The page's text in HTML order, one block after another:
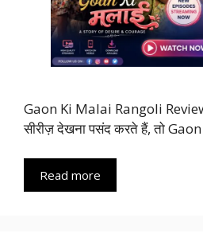
Gaon Ki Malai Rangoli
सीरीज़ देखना पसंद करते हैं, तो
Read more